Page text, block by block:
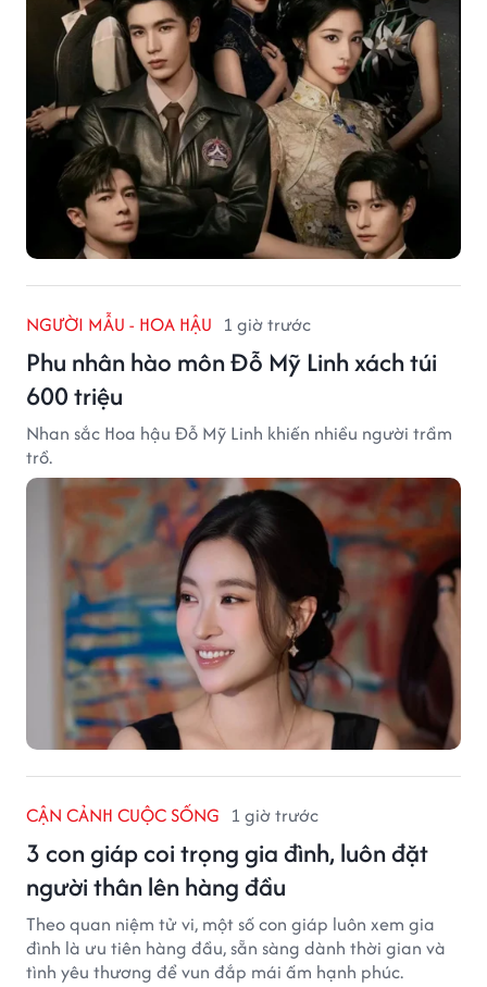
NGƯỜI MẪU - HOA HẬU 1 giờ trước
Phu nhân hào môn Đỗ Mỹ Linh xách túi
600 triệu
Nhan sắc Hoa hậu Đỗ Mỹ Linh khiến nhiều người trầm
trồ.
CẬN CẢNH CUỘC SỐNG 1 giờ trước
3 con giáp coi trọng gia đình, luôn đặt
người thân lên hàng đầu
Theo quan niệm tử vi, một số con giáp luôn xem gia
đình là ưu tiên hàng đầu, sẵn sàng dành thời gian và
tình yêu thương để vun đắp mái ấm hạnh phúc.